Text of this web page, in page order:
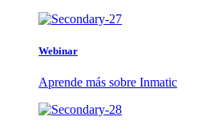
Webinar
Aprende más sobre Inmatic